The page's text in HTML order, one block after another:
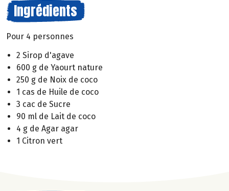
Ingrédients
Pour 4 personnes
2 Sirop d'agave
600 g de Yaourt nature
250 g de Noix de coco
1 cas de Huile de coco
3 cac de Sucre
90 ml de Lait de coco
4 g de Agar agar
1 Citron vert